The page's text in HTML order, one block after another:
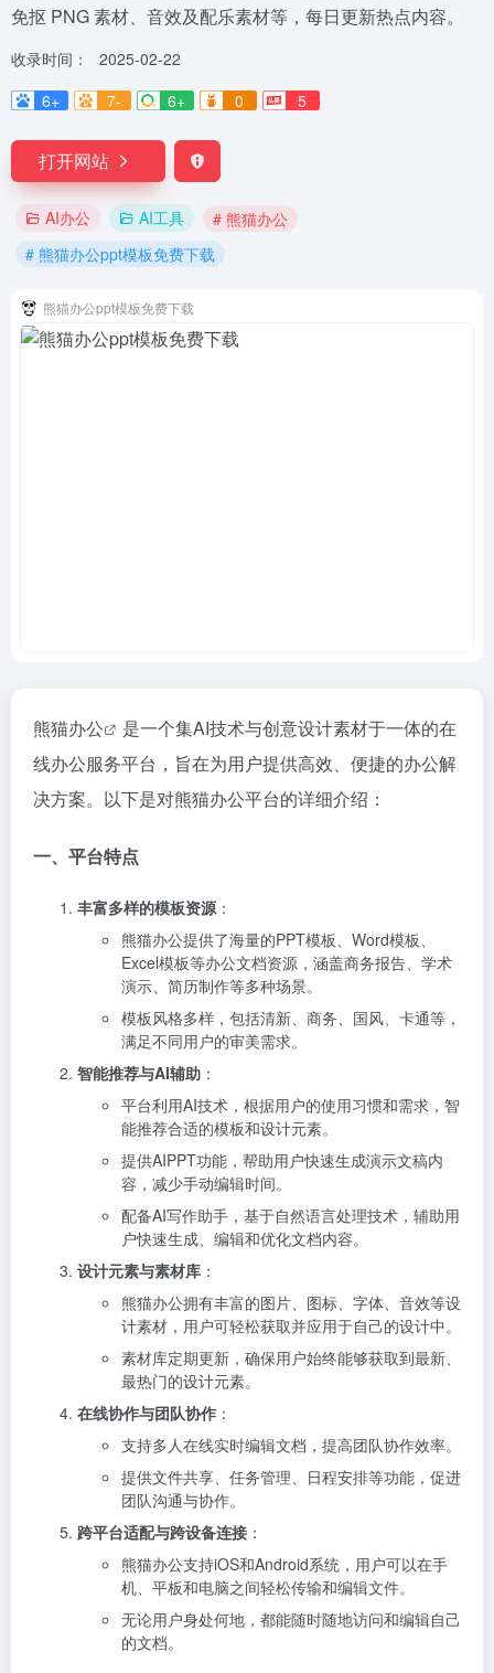
免抠 PNG 素材、音效及配乐素材等，每日更新热点内容。
收录时间：
2025-02-22
6+
7- 6+ 0 5
打开网站
AI办公 AI工具
# 熊猫办公
# 熊猫办公ppt模板免费下载
熊猫办公ppt模板免费下载
熊猫办公
是一个集AI技术与创意设计素材于一体的在
线办公服务平台，旨在为用户提供高效、便捷的办公解
决方案。以下是对熊猫办公平台的详细介绍：
一、平台特点
丰富多样的模板资源：
熊猫办公提供了海量的PPT模板、Word模板、
Excel模板等办公文档资源，涵盖商务报告、学术
演示、简历制作等多种场景。
模板风格多样，包括清新、商务、国风、卡通等，
满足不同用户的审美需求。
智能推荐与AI辅助 ：
平台利用AI技术，根据用户的使用习惯和需求，智
能推荐合适的模板和设计元素。
提供AIPPT功能，帮助用户快速生成演示文稿内
容，减少手动编辑时间。
配备AI写作助手，基于自然语言处理技术，辅助用
户快速生成、编辑和优化文档内容。
设计元素与素材库 ：
熊猫办公拥有丰富的图片、图标、字体、音效等设
计素材，用户可轻松获取并应用于自己的设计中。
素材库定期更新，确保用户始终能够获取到最新、
最热门的设计元素。
在线协作与团队协作 ：
支持多人在线实时编辑文档，提高团队协作效率。
提供文件共享、任务管理、日程安排等功能，促进
团队沟通与协作。
跨平台适配与跨设备连接 ：
熊猫办公支持iOS和Android系统，用户可以在手
机、平板和电脑之间轻松传输和编辑文件。
无论用户身处何地，都能随时随地访问和编辑自己
的文档。